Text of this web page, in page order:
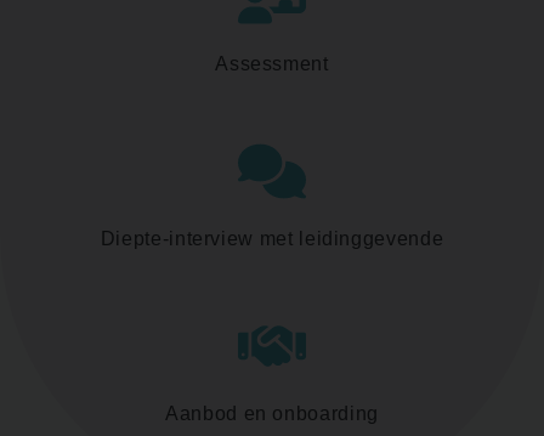
Assessment
Diepte-interview met leidinggevende
Aanbod en onboarding